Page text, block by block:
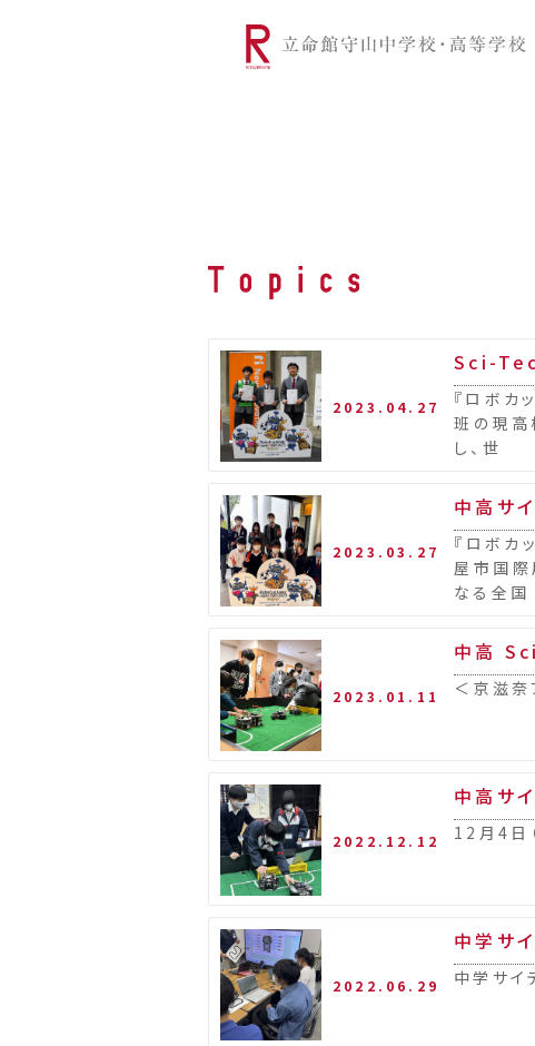
2023.04.27
Sci-
『ロボカ
班の現高
し、世
2023.03.27
中高サ
『ロボカ
屋市国際
なる全国
2023.01.11
中高
＜京滋
2022.12.12
中高サ
12月4日
2022.06.29
中学サ
中学サイ